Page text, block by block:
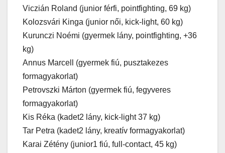
Viczián Roland (junior férfi, pointfighting, 69 kg)
Kolozsvári Kinga (junior női, kick-light, 60 kg)
Kurunczi Noémi (gyermek lány, pointfighting, +36
kg)
Annus Marcell (gyermek fiú, pusztakezes
formagyakorlat)
Petrovszki Márton (gyermek fiú, fegyveres
formagyakorlat)
Kis Réka (kadet2 lány, kick-light 37 kg)
Tar Petra (kadet2 lány, kreatív formagyakorlat)
Karai Zétény (junior1 fiú, full-contact, 45 kg)